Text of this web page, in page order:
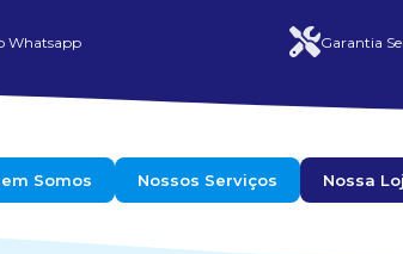
Whatsapp Garantia
Somos Nossos Serviços Nossa